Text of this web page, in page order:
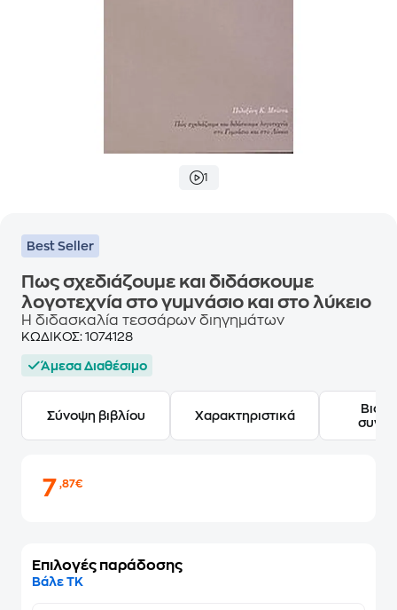
1
Best Seller
Πως σχεδιάζουμε και διδάσκουμε
λογοτεχνία στο γυμνάσιο και στο λύκειο
Η διδασκαλία τεσσάρων διηγημάτων
ΚΩΔΙΚΟΣ: 1074128
Άμεσα Διαθέσιμο
Σύνοψη βιβλίου Χαρακτηριστικά
7,87€
Επιλογές παράδοσης
Βάλε ΤΚ